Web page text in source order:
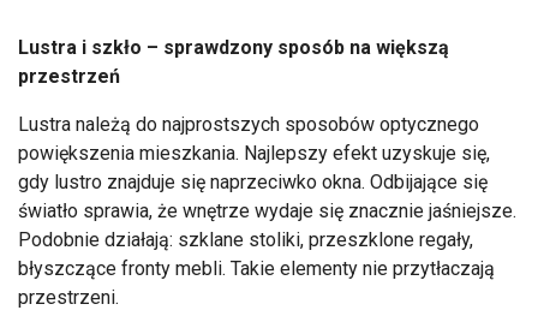
Lustra i szkło – sprawdzony sposób na większą
przestrzeń
Lustra należą do najprostszych sposobów optycznego
powiększenia mieszkania. Najlepszy efekt uzyskuje się,
gdy lustro znajduje się naprzeciwko okna. Odbijające się
światło sprawia, że wnętrze wydaje się znacznie jaśniejsze.
Podobnie działają: szklane stoliki, przeszklone regały,
błyszczące fronty mebli. Takie elementy nie przytłaczają
przestrzeni.